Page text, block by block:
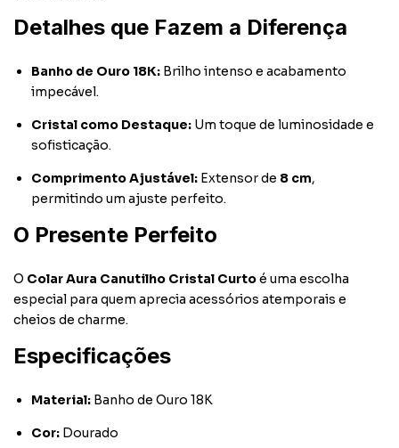
Detalhes que Fazem a Diferença
Banho de Ouro 18K: Brilho intenso e acabamento
impecável.
Cristal como Destaque: Um toque de luminosidade e
sofisticação.
Comprimento Ajustável: Extensor de 8 cm,
permitindo um ajuste perfeito.
O Presente Perfeito
O Colar Aura Canutilho Cristal Curtoé uma escolha
especial para quem aprecia acessórios atemporais e
cheios de charme.
Especificações
Material: Banho de Ouro 18K
Cor: Dourado